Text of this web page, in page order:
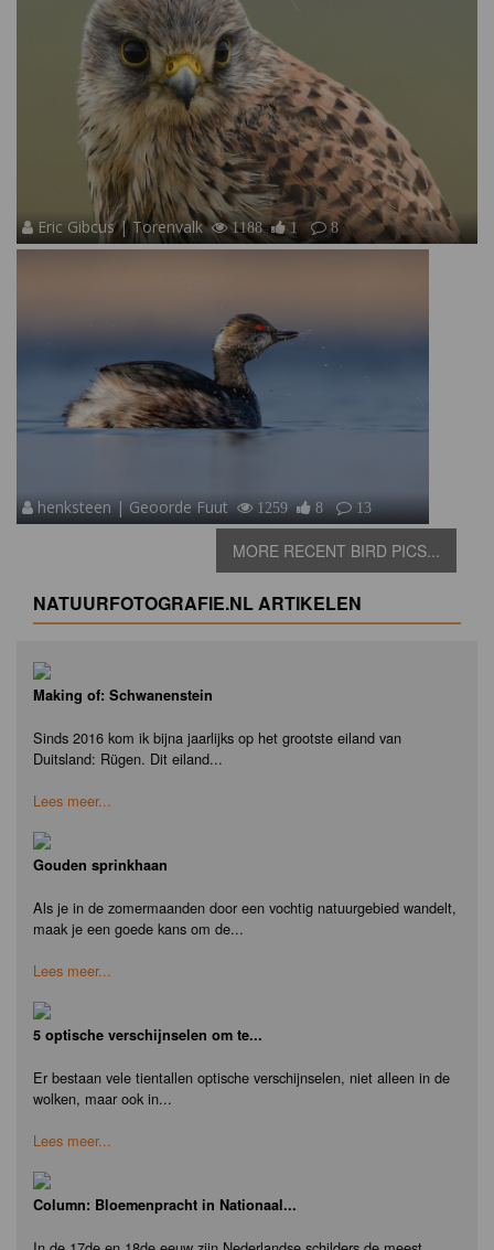
Eric Gibcus | Torenvalk 1188 1 8
henksteen | Geoorde Fuut 1259 8 13
MORE RECENT BIRD PICS...
NATUURFOTOGRAFIE.NL ARTIKELEN
Making of: Schwanenstein
Sinds 2016 kom ik bijna jaarlijks op het grootste eiland van
Duitsland: Rügen. Dit eiland...
Lees meer...
Gouden sprinkhaan
Als je in de zomermaanden door een vochtig natuurgebied wandelt,
maak je een goede kans om de...
Lees meer...
5 optische verschijnselen om te...
Er bestaan vele tientallen optische verschijnselen, niet alleen in de
wolken, maar ook in...
Lees meer...
Column: Bloemenpracht in Nationaal...